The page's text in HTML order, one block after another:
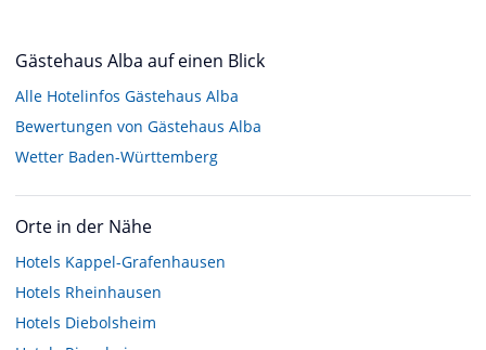
Gästehaus Alba auf einen Blick
Alle Hotelinfos Gästehaus Alba
Bewertungen von Gästehaus Alba
Wetter Baden-Württemberg
Orte in der Nähe
Hotels Kappel-Grafenhausen
Hotels Rheinhausen
Hotels Diebolsheim